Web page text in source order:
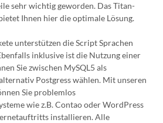
sehr wichtig geworden. Das Titan-
Ihnen hier die optimale Lösung.
unterstützen die Script Sprachen
inklusive ist die Nutzung einer
Sie zwischen MySQL5 als
Postgress wählen. Mit unseren
Sie problemlos
wie z.B. Contao oder WordPress
installieren. Alle